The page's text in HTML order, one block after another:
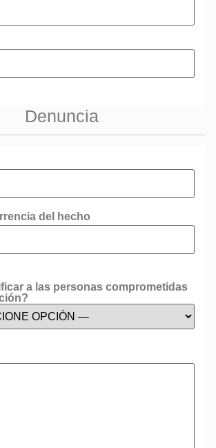
Denuncia
del hecho
a las personas comprometidas